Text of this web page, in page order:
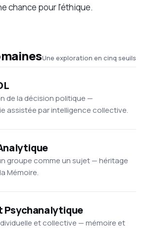
chance pour l'éthique.
Une exploration en cinq seuils
de la décision politique —
assistée par intelligence collective.
groupe comme un sujet — héritage
Mémoire.
Psychanalytique
et collective — mémoire et